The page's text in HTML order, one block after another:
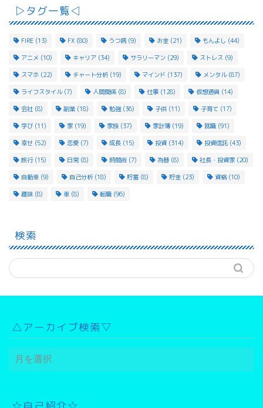
▷タグ一覧◁
FIRE (13) FX (80) うつ病 (9) お金 (21) もんよし (44)
アニメ (10) キャリア (34) サラリーマン (29) ストレス (9)
スマホ (22) チャート分析 (19) マインド (137) メンタル(87)
ライフスタイル(7) 人間関係 (8) 仕事 (128) 仮想通貨 (14)
会社 (8) 副業 (18) 勉強(36) 子供 (11) 子育て (17)
学び (11) 家 (19) 家族 (37) 家計簿 (19) 就職 (91)
幸せ (52) 恋愛 (7) 成長 (15) 投資 (314) 投資信託 (43)
旅行(15) 日常(8) 時間術 (7) 為替 (8) 社長・投資家 (20)
自動車 (9) 自己分析 (18) 貯蓄 (8) 貯金 (23) 資格(10)
趣味 (8) 車 (8) 転職 (96)
検索
△アーカイブ検索▽
△
ア
イ